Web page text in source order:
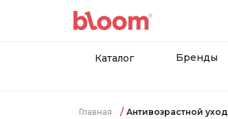
Каталог Бренды
Главная Антивозрастной уход